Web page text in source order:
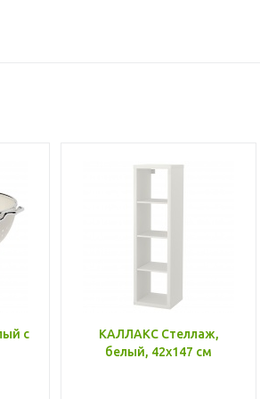
с
КАЛЛАКС Стеллаж,
белый, 42x147 см